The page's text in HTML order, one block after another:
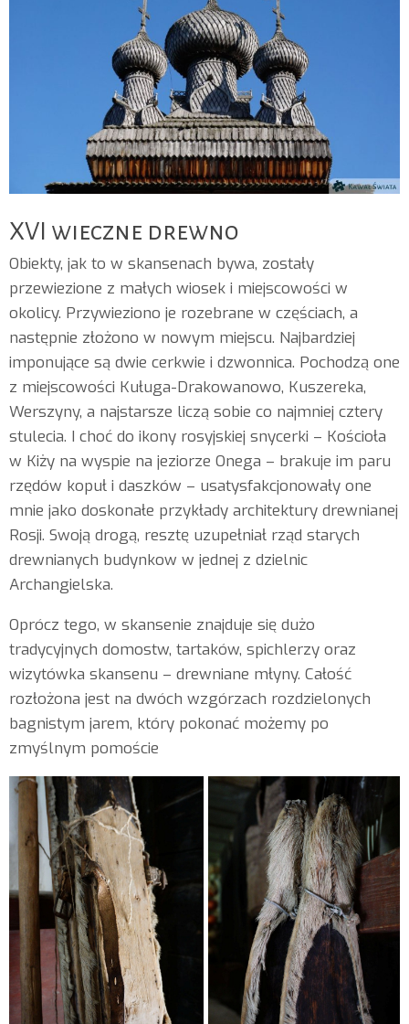
XVI wieczne drewno
Obiekty, jak to w skansenach bywa, zostały
przewiezione z małych wiosek i miejscowości w
okolicy. Przywieziono je rozebrane w częściach, a
następnie złożono w nowym miejscu. Najbardziej
imponujące są dwie cerkwie i dzwonnica. Pochodzą one
z miejscowości Kuługa-Drakowanowo, Kuszereka,
Werszyny, a najstarsze liczą sobie co najmniej cztery
stulecia. I choć do ikony rosyjskiej snycerki – Kościoła
w Kiży na wyspie na jeziorze Onega – brakuje im paru
rzędów kopuł i daszków – usatysfakcjonowały one
mnie jako doskonałe przykłady architektury drewnianej
Rosji. Swoją drogą, resztę uzupełniał rząd starych
drewnianych budynkow w jednej z dzielnic
Archangielska.
Oprócz tego, w skansenie znajduje się dużo
tradycyjnych domostw, tartaków, spichlerzy oraz
wizytówka skansenu – drewniane młyny. Całość
rozłożona jest na dwóch wzgórzach rozdzielonych
bagnistym jarem, który pokonać możemy po
zmyślnym pomoście